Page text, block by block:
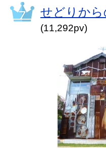
せどりから
(11,292pv)